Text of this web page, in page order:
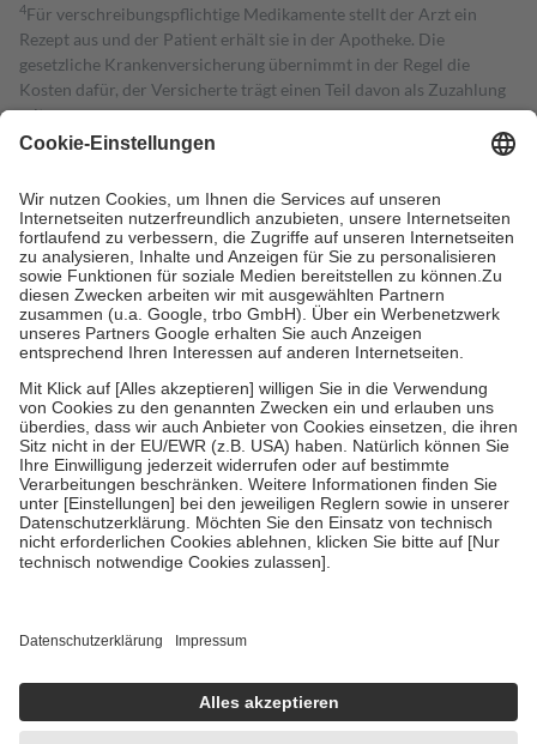
4Für verschreibungspflichtige Medikamente stellt der Arzt ein
Rezept aus und der Patient erhält sie in der Apotheke. Die
gesetzliche Krankenversicherung übernimmt in der Regel die
Kosten dafür, der Versicherte trägt einen Teil davon als Zuzahlung
mit.
Grundsätzlich leisten Mitglieder Zuzahlungen in Höhe von zehn
höchstens zehn Euro.
Es sind jedoch nie mehr als die tatsächlichen
Kosten der Leistung zu entrichten.
Diese Regeln gelten grundsätzlich auch für Online-Apotheken.
Bei Heilmitteln und häuslicher Krankenpflege beträgt die
Zuzahlung zehn Prozent der Kosten sowie zehn Euro je
Verordnung.
Um das Engagement der Versicherten für ihre eigene Gesundheit zu
stärken und die besondere Stellung der Familie zu unterstützen,
fallenkeine Zuzahlungenan bei:
• Kindern und Jugendlichen bis zum vollendeten 18. Lebensjahr
mit Ausnahme der Fahrkosten
• Untersuchungen zur Vorsorge und Früherkennung, die von der
GKV getragen werden
• empfohlenen Schutzimpfungen
• Harn- und Blutteststreifen
getroffen, um sicherzustellen, dass es sich um echte Bewertungen
https://help.etrusted.com/hc/de/articles/4419944605341
Einige Bilder und Inhalte wurden unter Zuhilfenahme künstlicher